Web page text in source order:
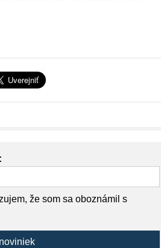
že som sa oboznámil s